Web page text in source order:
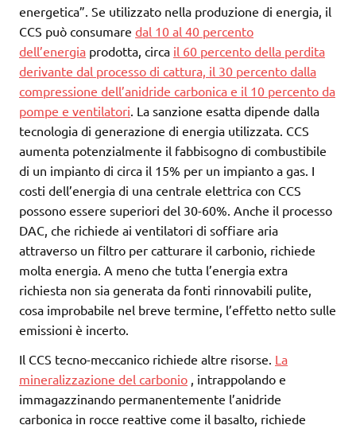
energetica”. Se utilizzato nella produzione di energia, il
CCS può consumare dal 10 al 40 percento
dell’energia prodotta, circa il 60 percento della perdita
derivante dal processo di cattura, il 30 percento dalla
compressione dell’anidride carbonica e il 10 percento da
pompe e ventilatori . La sanzione esatta dipende dalla
tecnologia di generazione di energia utilizzata. CCS
aumenta potenzialmente il fabbisogno di combustibile
di un impianto di circa il 15% per un impianto a gas. I
costi dell’energia di una centrale elettrica con CCS
possono essere superiori del 30-60%. Anche il processo
DAC, che richiede ai ventilatori di soffiare aria
attraverso un filtro per catturare il carbonio, richiede
molta energia. A meno che tutta l’energia extra
richiesta non sia generata da fonti rinnovabili pulite,
cosa improbabile nel breve termine, l’effetto netto sulle
emissioni è incerto.
Il CCS tecno-meccanico richiede altre risorse. La
mineralizzazione del carbonio , intrappolando e
immagazzinando permanentemente l’anidride
carbonica in rocce reattive come il basalto, richiede